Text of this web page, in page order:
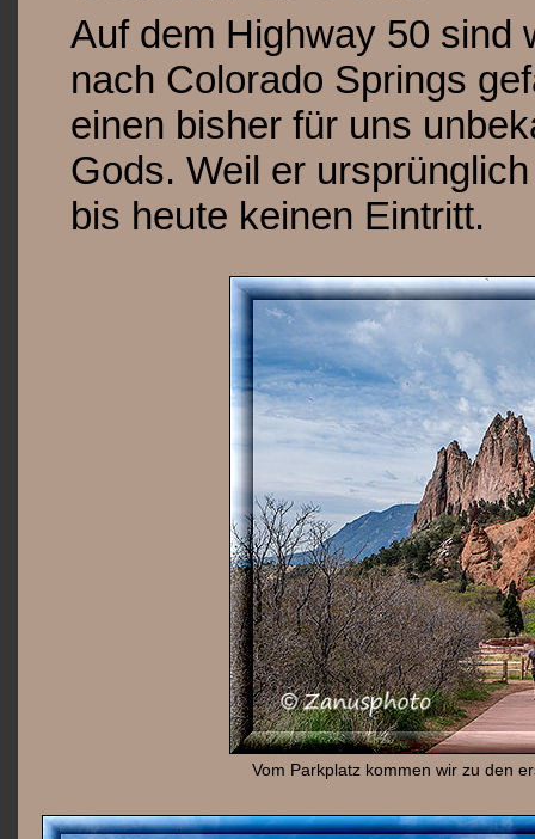
Auf dem Highway 50 sind
nach Colorado Springs
einen bisher für uns
Gods. Weil er
bis heute keinen Eintritt.
Vom Parkplatz kommen wir zu den